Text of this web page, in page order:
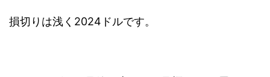
損切りは浅く2024ドルです。